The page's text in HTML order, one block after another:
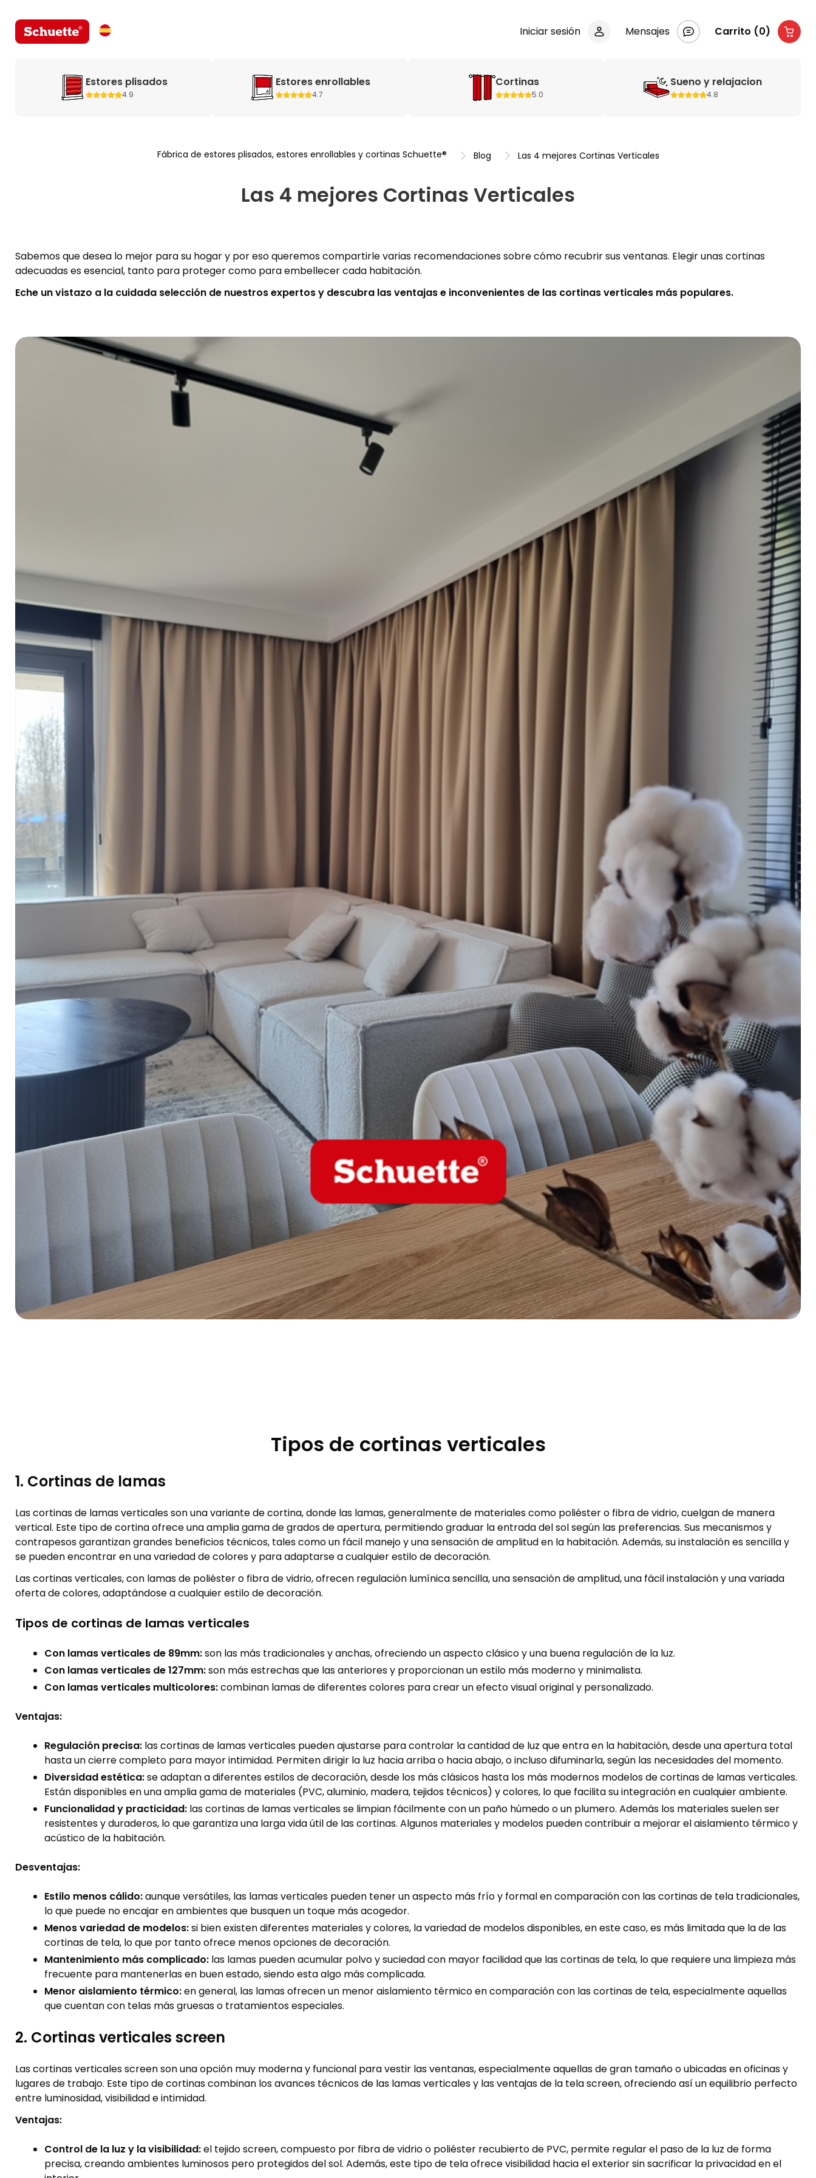
Iniciar sesión Mensajes Carrito (0)
Estores plisados
4.9
Estores enrollables
4.7
Cortinas
5.0
Sueno y relajacion
4.8
Fábrica de estores plisados, estores enrollables y cortinas Schuette® Blog Las 4 mejores Cortinas Verticales
Las 4 mejores Cortinas Verticales
Sabemos que desea lo mejor para su hogar y por eso queremos compartirle varias recomendaciones sobre cómo recubrir sus ventanas. Elegir unas cortinas
adecuadas es esencial, tanto para proteger como para embellecer cada habitación.
Eche un vistazo a la cuidada selección de nuestros expertos y descubra las ventajas e inconvenientes de las cortinas verticales más populares.
Tipos de cortinas verticales
1. Cortinas de lamas
Las cortinas de lamas verticales son una variante de cortina, donde las lamas, generalmente de materiales como poliéster o fibra de vidrio, cuelgan de manera
vertical. Este tipo de cortina ofrece una amplia gama de grados de apertura, permitiendo graduar la entrada del sol según las preferencias. Sus mecanismos y
contrapesos garantizan grandes beneficios técnicos, tales como un fácil manejo y una sensación de amplitud en la habitación. Además, su instalación es sencilla y
se pueden encontrar en una variedad de colores y para adaptarse a cualquier estilo de decoración.
Las cortinas verticales, con lamas de poliéster o fibra de vidrio, ofrecen regulación lumínica sencilla, una sensación de amplitud, una fácil instalación y una variada
oferta de colores, adaptándose a cualquier estilo de decoración.
Tipos de cortinas de lamas verticales
Con lamas verticales de 89mm:son las más tradicionales y anchas, ofreciendo un aspecto clásico y una buena regulación de la luz.
Con lamas verticales de 127mm:son más estrechas que las anteriores y proporcionan un estilo más moderno y minimalista.
Con lamas verticales multicolores:combinan lamas de diferentes colores para crear un efecto visual original y personalizado.
Ventajas:
Regulación precisa: las cortinas de lamas verticales pueden ajustarse para controlar la cantidad de luz que entra en la habitación, desde una apertura total
hasta un cierre completo para mayor intimidad. Permiten dirigir la luz hacia arriba o hacia abajo, o incluso difuminarla, según las necesidades del momento.
Diversidad estética:se adaptan a diferentes estilos de decoración, desde los más clásicos hasta los más modernos modelos de cortinas de lamas verticales.
Están disponibles en una amplia gama de materiales (PVC, aluminio, madera, tejidos técnicos) y colores, lo que facilita su integración en cualquier ambiente.
Funcionalidad y practicidad: las cortinas de lamas verticales se limpian fácilmente con un paño húmedo o un plumero. Además los materiales suelen ser
resistentes y duraderos, lo que garantiza una larga vida útil de las cortinas. Algunos materiales y modelos pueden contribuir a mejorar el aislamiento térmico y
acústico de la habitación.
Desventajas:
Estilo menos cálido:aunque versátiles, las lamas verticales pueden tener un aspecto más frío y formal en comparación con las cortinas de tela tradicionales,
lo que puede no encajar en ambientes que busquen un toque más acogedor.
Menos variedad de modelos:si bien existen diferentes materiales y colores, la variedad de modelos disponibles, en este caso, es más limitada que la de las
cortinas de tela, lo que por tanto ofrece menos opciones de decoración.
Mantenimiento más complicado: las lamas pueden acumular polvo y suciedad con mayor facilidad que las cortinas de tela, lo que requiere una limpieza más
frecuente para mantenerlas en buen estado, siendo esta algo más complicada.
Menor aislamiento térmico:en general, las lamas ofrecen un menor aislamiento térmico en comparación con las cortinas de tela, especialmente aquellas
que cuentan con telas más gruesas o tratamientos especiales.
2. Cortinas verticales screen
Las cortinas verticales screen son una opción muy moderna y funcional para vestir las ventanas, especialmente aquellas de gran tamaño o ubicadas en oficinas y
lugares de trabajo. Este tipo de cortinas combinan los avances técnicos de las lamas verticales y las ventajas de la tela screen, ofreciendo así un equilibrio perfecto
entre luminosidad, visibilidad e intimidad.
Ventajas:
Control de la luz y la visibilidad:el tejido screen, compuesto por fibra de vidrio o poliéster recubierto de PVC, permite regular el paso de la luz de forma
precisa, creando ambientes luminosos pero protegidos del sol. Además, este tipo de tela ofrece visibilidad hacia el exterior sin sacrificar la privacidad en el